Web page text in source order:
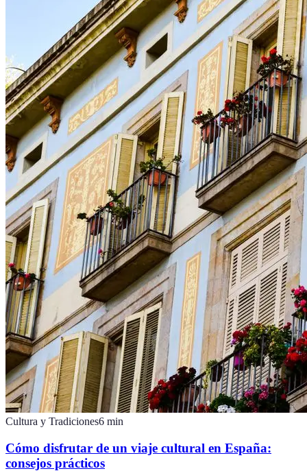
Cultura y Tradiciones6 min
Cómo disfrutar de un viaje cultural en España:
consejos prácticos